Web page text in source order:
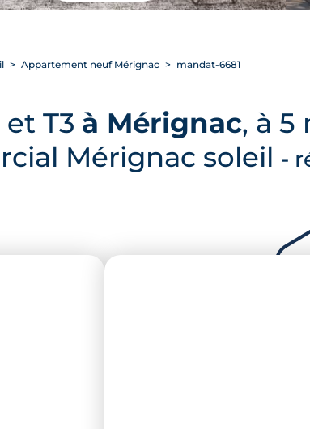
Appartement neuf Mérignac mandat-6681
T3 à Mérignac, à 5
Mérignac soleil -